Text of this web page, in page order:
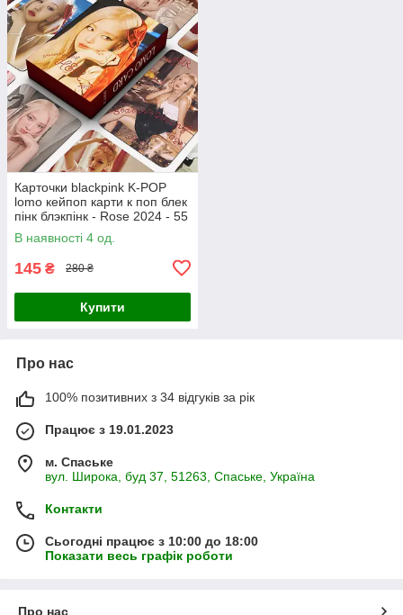
Карточки blackpink K-POP
lomo кейпоп карти к поп блек
пінк блэкпінк - Rose 2024 - 55
шт
В наявності 4 од.
145 ₴ 280 ₴
Купити
Про нас
100% позитивних з 34 відгуків за рік
Працює з 19.01.2023
м. Спаське
вул. Широка, буд 37, 51263, Спаське, Україна
Контакти
Сьогодні працює з 10:00 до 18:00
Показати весь графік роботи
Про нас